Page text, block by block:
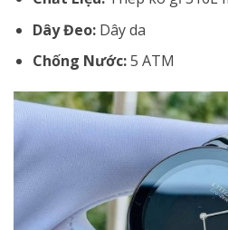
Dây Đeo:Dây da
Chống Nước:5 ATM